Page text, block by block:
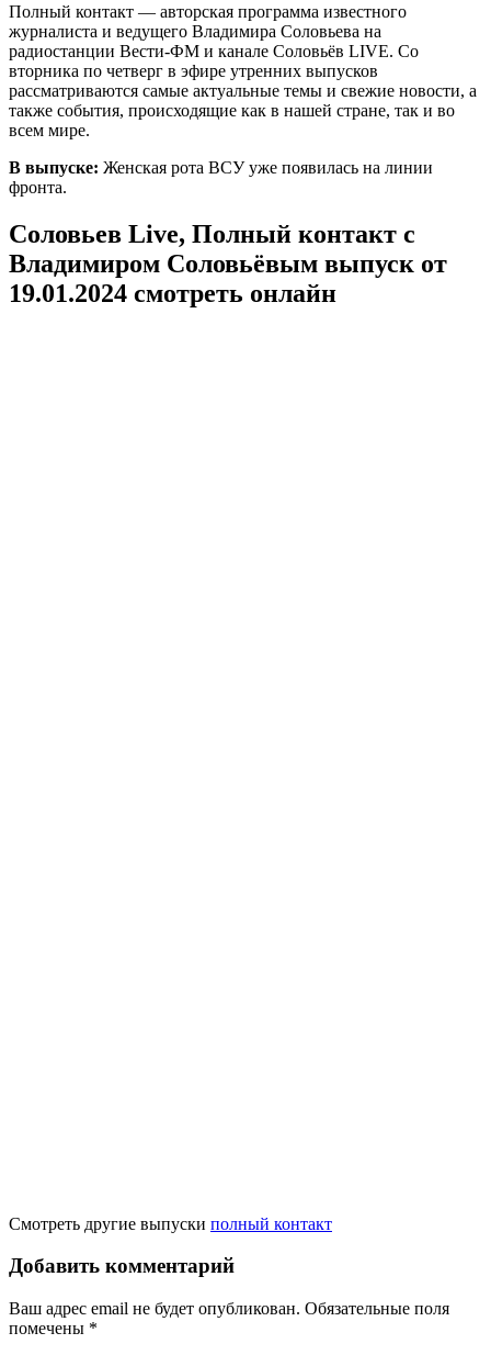
Полный контакт — авторская программа известного
журналиста и ведущего Владимира Соловьева на
радиостанции Вести-ФМ и канале Соловьёв LIVE. Со
вторника по четверг в эфире утренних выпусков
рассматриваются самые актуальные темы и свежие новости, а
также события, происходящие как в нашей стране, так и во
всем мире.
В выпуске: Женская рота ВСУ уже появилась на линии
фронта.
Соловьев Live, Полный контакт с
Владимиром Соловьёвым выпуск от
19.01.2024 смотреть онлайн
Смотреть другие выпуски полный контакт
Добавить комментарий
Ваш адрес email не будет опубликован. Обязательные поля
помечены *